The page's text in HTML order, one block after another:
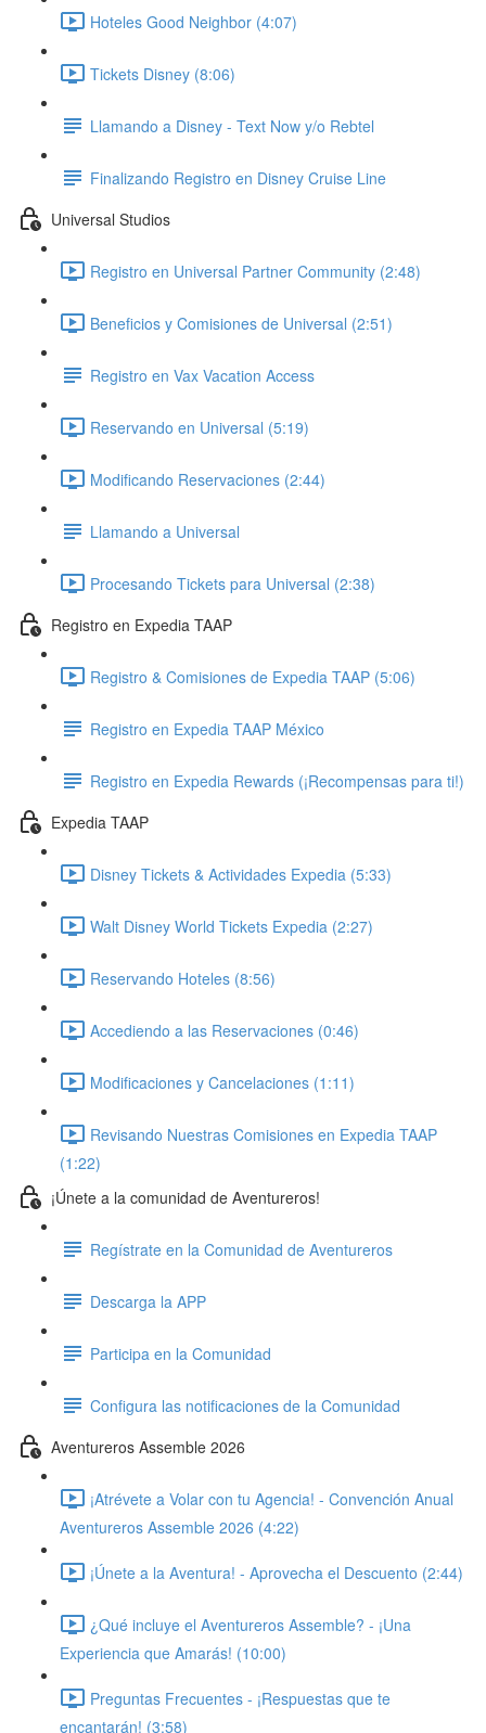
Hoteles Good Neighbor (4:07)
Tickets Disney (8:06)
Llamando a Disney - Text Now y/o Rebtel
Finalizando Registro en Disney Cruise Line
Universal Studios
Registro en Universal Partner Community (2:48)
Beneficios y Comisiones de Universal (2:51)
Registro en Vax Vacation Access
Reservando en Universal (5:19)
Modificando Reservaciones (2:44)
Llamando a Universal
Procesando Tickets para Universal (2:38)
Registro en Expedia TAAP
Registro & Comisiones de Expedia TAAP (5:06)
Registro en Expedia TAAP México
Registro en Expedia Rewards (¡Recompensas para ti!)
Expedia TAAP
Disney Tickets & Actividades Expedia (5:33)
Walt Disney World Tickets Expedia (2:27)
Reservando Hoteles (8:56)
Accediendo a las Reservaciones (0:46)
Modificaciones y Cancelaciones (1:11)
Revisando Nuestras Comisiones en Expedia TAAP
(1:22)
¡Únete a la comunidad de Aventureros!
Regístrate en la Comunidad de Aventureros
Descarga la APP
Participa en la Comunidad
Configura las notificaciones de la Comunidad
Aventureros Assemble 2026
¡Atrévete a Volar con tu Agencia! - Convención Anual
Aventureros Assemble 2026 (4:22)
¡Únete a la Aventura! - Aprovecha el Descuento (2:44)
¿Qué incluye el Aventureros Assemble? - ¡Una
Experiencia que Amarás! (10:00)
Preguntas Frecuentes - ¡Respuestas que te
encantarán! (3:58)